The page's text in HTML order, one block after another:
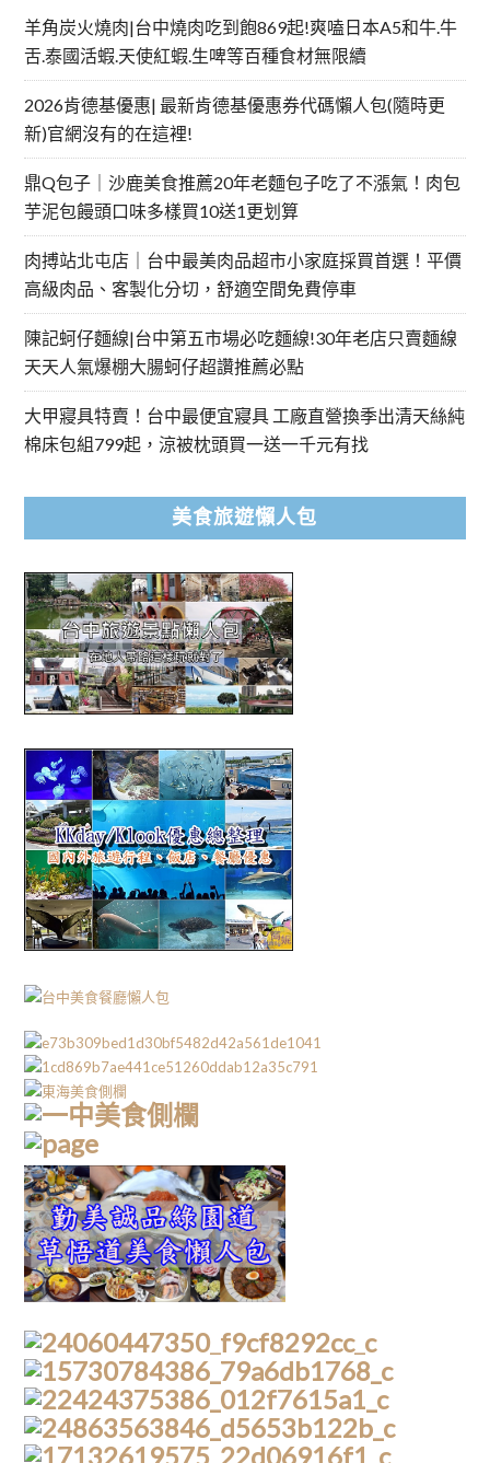
羊角炭火燒肉|台中燒肉吃到飽869起!爽嗑日本A5和牛.牛
舌.泰國活蝦.天使紅蝦.生啤等百種食材無限續
2026肯德基優惠| 最新肯德基優惠券代碼懶人包(隨時更
新)官網沒有的在這裡!
鼎Q包子｜沙鹿美食推薦20年老麵包子吃了不漲氣！肉包
芋泥包饅頭口味多樣買10送1更划算
肉搏站北屯店｜台中最美肉品超市小家庭採買首選！平價
高級肉品、客製化分切，舒適空間免費停車
陳記蚵仔麵線|台中第五市場必吃麵線!30年老店只賣麵線
天天人氣爆棚大腸蚵仔超讚推薦必點
大甲寢具特賣！台中最便宜寢具 工廠直營換季出清天絲純
棉床包組799起，涼被枕頭買一送一千元有找
美食旅遊懶人包